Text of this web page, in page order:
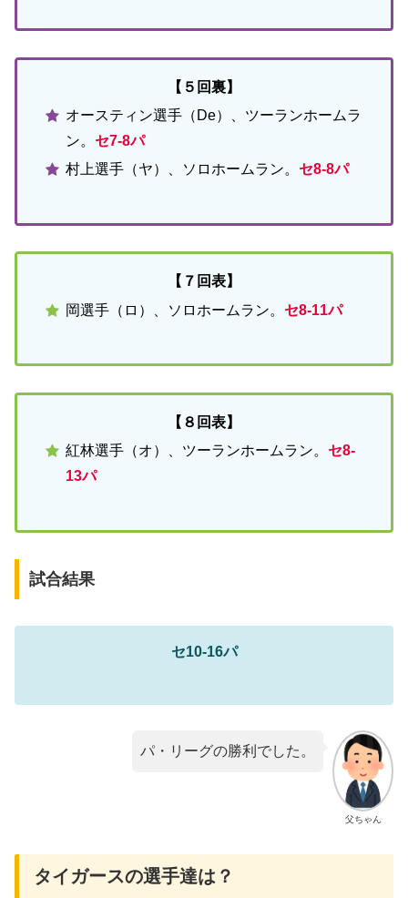
【５回裏】
オースティン選手（De）、ツーランホームラ
ン。 セ7-8パ
村上選手（ヤ）、ソロホームラン。 セ8-8パ
【７回表】
岡選手（ロ）、ソロホームラン。 セ8-11パ
【８回表】
紅林選手（オ）、ツーランホームラン。 セ8-
13パ
試合結果
セ10-16パ
父ちゃん
パ・リーグの勝利でした。
タイガースの選手達は？